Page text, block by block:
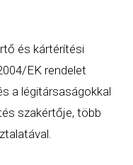
és kártérítési
EK rendelet
a légitársaságokkal
szakértője, több